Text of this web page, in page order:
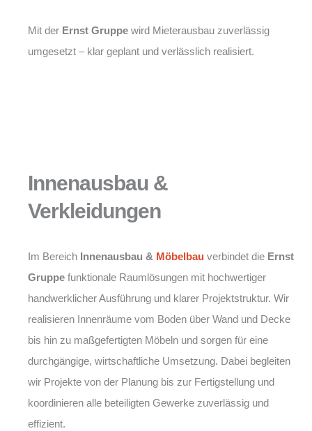
Mit der Ernst Gruppe wird Mieterausbau zuverlässig
umgesetzt – klar geplant und verlässlich realisiert.
Innenausbau &
Verkleidungen
Im Bereich Innenausbau & Möbelbau verbindet die Ernst
Gruppe funktionale Raumlösungen mit hochwertiger
handwerklicher Ausführung und klarer Projektstruktur. Wir
realisieren Innenräume vom Boden über Wand und Decke
bis hin zu maßgefertigten Möbeln und sorgen für eine
durchgängige, wirtschaftliche Umsetzung. Dabei begleiten
wir Projekte von der Planung bis zur Fertigstellung und
koordinieren alle beteiligten Gewerke zuverlässig und
effizient.